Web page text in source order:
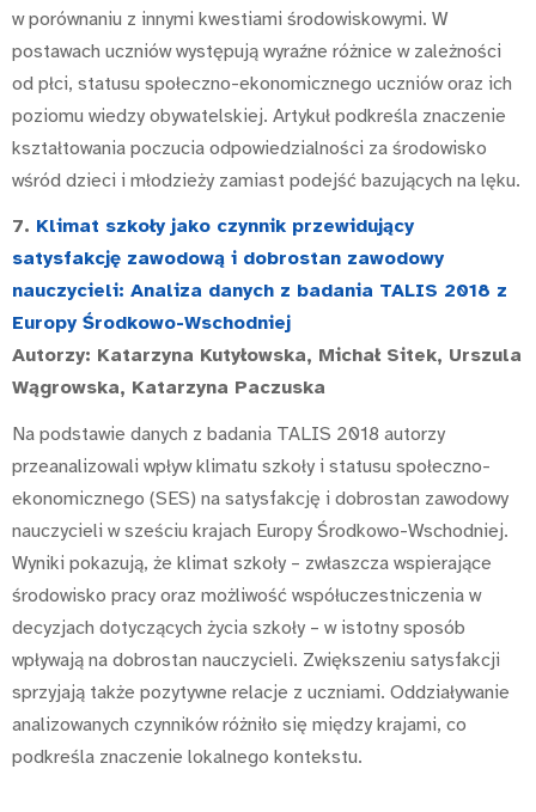
w porównaniu z innymi kwestiami środowiskowymi. W
postawach uczniów występują wyraźne różnice w zależności
od płci, statusu społeczno-ekonomicznego uczniów oraz ich
poziomu wiedzy obywatelskiej. Artykuł podkreśla znaczenie
kształtowania poczucia odpowiedzialności za środowisko
wśród dzieci i młodzieży zamiast podejść bazujących na lęku.
7. Klimat szkoły jako czynnik przewidujący
satysfakcję zawodową i dobrostan zawodowy
nauczycieli: Analiza danych z badania TALIS 2018 z
Europy Środkowo-Wschodniej
Autorzy: Katarzyna Kutyłowska, Michał Sitek, Urszula
Wągrowska, Katarzyna Paczuska
Na podstawie danych z badania TALIS 2018 autorzy
przeanalizowali wpływ klimatu szkoły i statusu społeczno-
ekonomicznego (SES) na satysfakcję i dobrostan zawodowy
nauczycieli w sześciu krajach Europy Środkowo-Wschodniej.
Wyniki pokazują, że klimat szkoły – zwłaszcza wspierające
środowisko pracy oraz możliwość współuczestniczenia w
decyzjach dotyczących życia szkoły – w istotny sposób
wpływają na dobrostan nauczycieli. Zwiększeniu satysfakcji
sprzyjają także pozytywne relacje z uczniami. Oddziaływanie
analizowanych czynników różniło się między krajami, co
podkreśla znaczenie lokalnego kontekstu.